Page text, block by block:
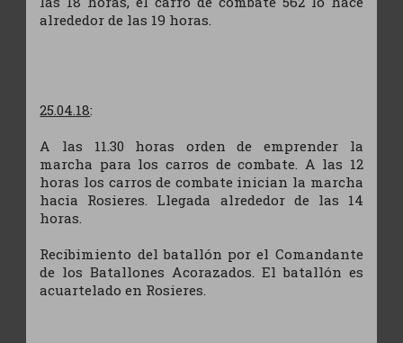
alrededor de las 19 horas.
25.04.18:
A las 11.30 horas orden de emprender la
marcha para los carros de combate. A las 12
horas los carros de combate inician la marcha
hacia Rosieres. Llegada alrededor de las 14
horas.
Recibimiento del batallón por el Comandante
de los Batallones Acorazados. El batallón es
acuartelado en Rosieres.